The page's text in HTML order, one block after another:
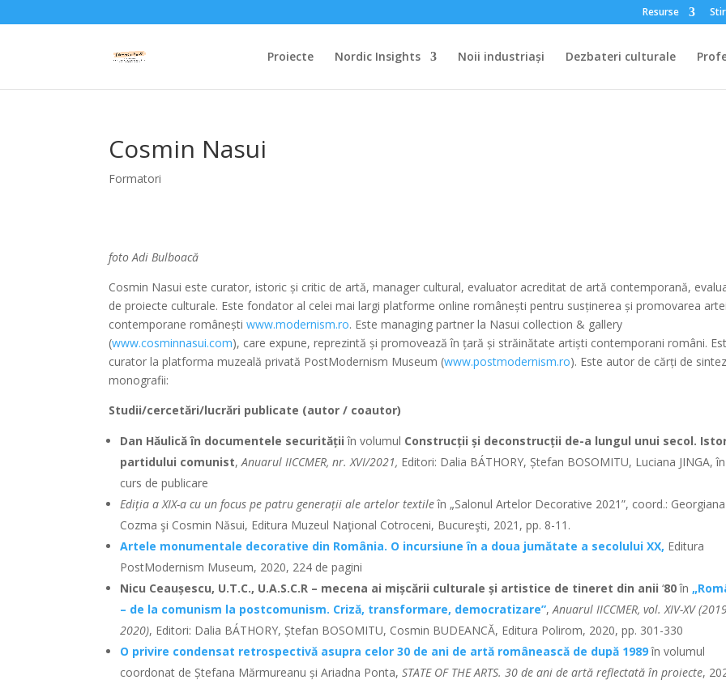
Resurse
Proiecte Nordic Insights Noii industriași Dezbateri culturale
Cosmin Nasui
Formatori
foto Adi Bulboacă
Cosmin Nasui este curator, istoric și critic de artă, manager cultural, evaluator acreditat de artă contemporană,
de proiecte culturale. Este fondator al celei mai largi platforme online românești pentru susținerea și promovarea artei
contemporane româneștiwww.modernism.ro. Este managing partner la Nasui collection & gallery
(www.cosminnasui.com), care expune, reprezintă și promovează în țară și străinătate artiști contemporani români.
curator la platforma muzeală privată PostModernism Museum (www.postmodernism.ro). Este autor de cărți de
monografii:
Studii/cercetări/lucrări publicate (autor / coautor)
Dan Hăulică în documentele securității în volumul Construcții și deconstrucții de-a lungul unui secol.
partidului comunist,Anuarul IICCMER, nr. XVI/2021, Editori: Dalia BÁTHORY, Ștefan BOSOMITU, Luciana JINGA, în
curs de publicare
Ediția a XIX-a cu un focus pe patru generații ale artelor textileîn „Salonul Artelor Decorative 2021”, coord.: Georgiana
Cozma şi Cosmin Năsui, Editura Muzeul Naţional Cotroceni, Bucureşti, 2021, pp. 8-11.
Artele monumentale decorative din România. O incursiune în a doua jumătate a secolului XX, Editura
PostModernism Museum, 2020, 224 de pagini
Nicu Ceaușescu, U.T.C., U.A.S.C.R – mecena ai mișcării culturale și artistice de tineret din anii‘80în
– de la comunism la postcomunism. Criză, transformare, democratizare”,Anuarul IICCMER, vol. XIV-XV
2020), Editori: Dalia BÁTHORY, Ștefan BOSOMITU, Cosmin BUDEANCĂ, Editura Polirom, 2020, pp. 301-330
O privire condensat retrospectivă asupra celor 30 de ani de artă românească de după 1989în volumul
coordonat de Ștefana Mărmureanu și Ariadna Ponta,STATE OF THE ARTS. 30 de ani de artă reflectată în proiecte,